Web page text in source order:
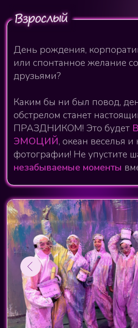
День рождения или выпускной после
детского сада или школы?
Арт-обстрел создаст для детей
незабываемые воспоминанияна всю
жизнь! Дети — это яркие эмоции,
множество активностей и море веселья!
такими же яркими!
Смотреть прайс